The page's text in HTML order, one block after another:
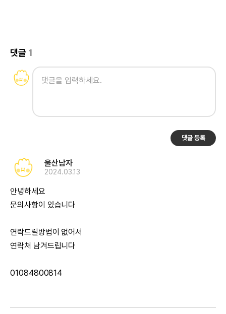
댓글 1
댓글 등록
울산남자
2024.03.13
안녕하세요
문의사항이 있습니다
연락드릴방법이 없어서
연락처 남겨드립니다
01084800814